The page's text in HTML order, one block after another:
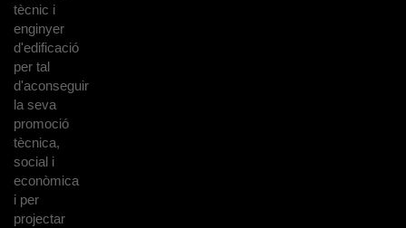
tècnic i
enginyer
d'edificació
per tal
d'aconseguir
la seva
promoció
tècnica,
social i
econòmica
i per
projectar